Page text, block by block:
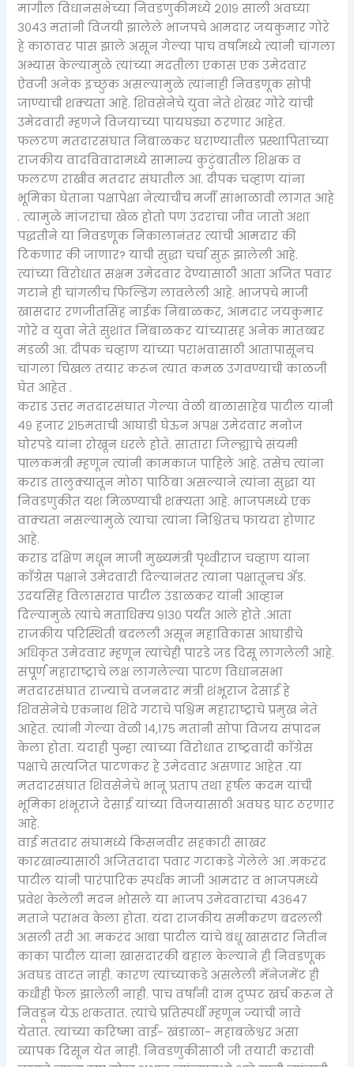
मागील विधानसभेच्या निवडणुकीमध्ये २०१९ साली अवघ्या
३०४३ मतांनी विजयी झालेले भाजपचे आमदार जयकुमार गोरे
हे काठावर पास झाले असून गेल्या पाच वर्षांमध्ये त्यांनी चांगला
अभ्यास केल्यामुळे त्यांच्या मदतीला एकास एक उमेदवार
ऐवजी अनेक इच्छुक असल्यामुळे त्यांनाही निवडणूक सोपी
जाण्याची शक्यता आहे. शिवसेनेचे युवा नेते शेखर गोरे यांची
उमेदवारी म्हणजे विजयाच्या पायघड्या ठरणार आहेत.
फलटण मतदारसंघात निंबाळकर घराण्यातील प्रस्थापितांच्या
राजकीय वादविवादामध्ये सामान्य कुटुंबातील शिक्षक व
फलटण राखीव मतदार संघातील आ. दीपक चव्हाण यांना
भूमिका घेताना पक्षापेक्षा नेत्याचीच मर्जी सांभाळावी लागत आहे
. त्यामुळे मांजरांचा खेळ होतो पण उंदरांचा जीव जातो अशा
पद्धतीने या निवडणूक निकालानंतर त्यांची आमदार की
टिकणार की जाणार? याची सुद्धा चर्चा सुरू झालेली आहे.
त्यांच्या विरोधात सक्षम उमेदवार देण्यासाठी आता अजित पवार
गटाने ही चांगलीच फिल्डिंग लावलेली आहे. भाजपचे माजी
खासदार रणजीतसिंह नाईक निंबाळकर, आमदार जयकुमार
गोरे व युवा नेते सुशांत निंबाळकर यांच्यासह अनेक मातब्बर
मंडळी आ. दीपक चव्हाण यांच्या पराभवासाठी आतापासूनच
चांगला चिखल तयार करून त्यात कमळ उगवण्याची काळजी
घेत आहेत .
कराड उत्तर मतदारसंघात गेल्या वेळी बाळासाहेब पाटील यांनी
४९ हजार २१५मताची आघाडी घेऊन अपक्ष उमेदवार मनोज
घोरपडे यांना रोखून धरले होते. सातारा जिल्ह्याचे संयमी
पालकमंत्री म्हणून त्यांनी कामकाज पाहिले आहे. तसेच त्यांना
कराड तालुक्यातून मोठा पाठिंबा असल्याने त्यांना सुद्धा या
निवडणुकीत यश मिळण्याची शक्यता आहे. भाजपमध्ये एक
वाक्यता नसल्यामुळे त्याचा त्यांना निश्चितच फायदा होणार
आहे.
कराड दक्षिण मधून माजी मुख्यमंत्री पृथ्वीराज चव्हाण यांना
काँग्रेस पक्षाने उमेदवारी दिल्यानंतर त्यांना पक्षातूनच ॲड.
उदयसिंह विलासराव पाटील उंडाळकर यांनी आव्हान
दिल्यामुळे त्यांचे मताधिक्य ९१३० पर्यंत आले होते .आता
राजकीय परिस्थिती बदलली असून महाविकास आघाडीचे
अधिकृत उमेदवार म्हणून त्यांचेही पारडे जड दिसू लागलेली आहे.
संपूर्ण महाराष्ट्राचे लक्ष लागलेल्या पाटण विधानसभा
मतदारसंघात राज्याचे वजनदार मंत्री शंभूराज देसाई हे
शिवसेनेचे एकनाथ शिंदे गटाचे पश्चिम महाराष्ट्राचे प्रमुख नेते
आहेत. त्यांनी गेल्या वेळी १४,१७५ मतांनी सोपा विजय संपादन
केला होता. यंदाही पुन्हा त्यांच्या विरोधात राष्ट्रवादी काँग्रेस
पक्षाचे सत्यजित पाटणकर हे उमेदवार असणार आहेत .या
मतदारसंघात शिवसेनेचे भानू प्रताप तथा हर्षल कदम यांची
भूमिका शंभूराजे देसाई यांच्या विजयासाठी अवघड घाट ठरणार
आहे.
वाई मतदार संघामध्ये किसनवीर सहकारी साखर
कारखान्यासाठी अजितदादा पवार गटाकडे गेलेले आ .मकरंद
पाटील यांनी पारंपारिक स्पर्धक माजी आमदार व भाजपमध्ये
प्रवेश केलेली मदन भोसले या भाजप उमेदवारांचा ४३६४७
मताने पराभव केला होता. यंदा राजकीय समीकरण बदलली
असली तरी आ. मकरंद आबा पाटील यांचे बंधू खासदार नितीन
काका पाटील यांना खासदारकी बहाल केल्याने ही निवडणूक
अवघड वाटत नाही. कारण त्यांच्याकडे असलेली मॅनेजमेंट ही
कधीही फेल झालेली नाही. पाच वर्षांनी दाम दुप्पट खर्च करून ते
निवडून येऊ शकतात. त्यांचे प्रतिस्पर्धी म्हणून ज्यांची नावे
येतात. त्यांच्या करिष्मा वाई- खंडाळा- महाबळेश्वर असा
व्यापक दिसून येत नाही. निवडणुकीसाठी जी तयारी करावी